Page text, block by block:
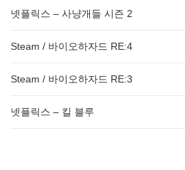
넷플릭스 – 사냥개들 시즌 2
Steam / 바이오하자드 RE:4
Steam / 바이오하자드 RE:3
넷플릭스 – 킬 블루